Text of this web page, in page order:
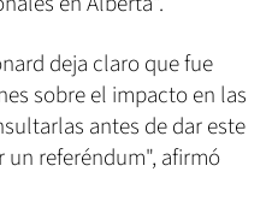
deja claro que fue
sobre el impacto en las
antes de dar este
un referéndum", afirmó